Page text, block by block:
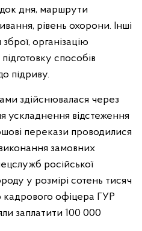
дня, маршрути
рівень охорони. Інші
організацію
способів
підриву.
здійснювалася через
ускладнення відстеження
перекази проводилися
замовних
російської
у розмірі сотень тисяч
кадрового офіцера ГУР
заплатити 100 000